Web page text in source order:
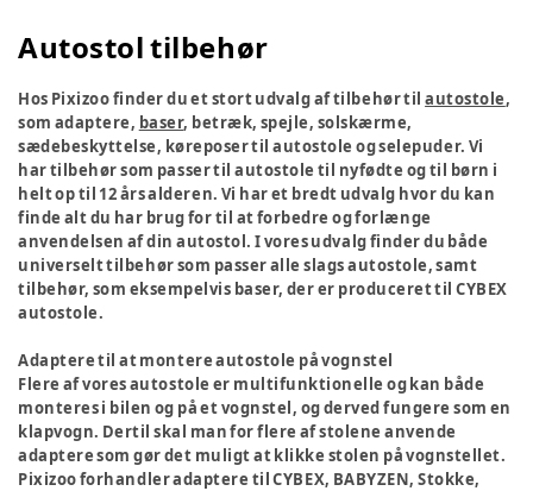
Autostol tilbehør
Hos Pixizoo finder du et stort udvalg af tilbehør tilautostole,
som adaptere, baser, betræk, spejle, solskærme,
sædebeskyttelse, køreposer til autostole og selepuder. Vi
har tilbehør som passer til autostole til nyfødte og til børn i
helt op til 12 års alderen. Vi har et bredt udvalg hvor du kan
finde alt du har brug for til at forbedre og forlænge
anvendelsen af din autostol. I vores udvalg finder du både
universelt tilbehør som passer alle slags autostole, samt
tilbehør, som eksempelvis baser, der er produceret til CYBEX
autostole.
Adaptere til at montere autostole på vognstel
Flere af vores autostole er multifunktionelle og kan både
monteres i bilen og på et vognstel, og derved fungere som en
klapvogn. Dertil skal man for flere af stolene anvende
adaptere som gør det muligt at klikke stolen på vognstellet.
Pixizoo forhandler adaptere til CYBEX, BABYZEN, Stokke,